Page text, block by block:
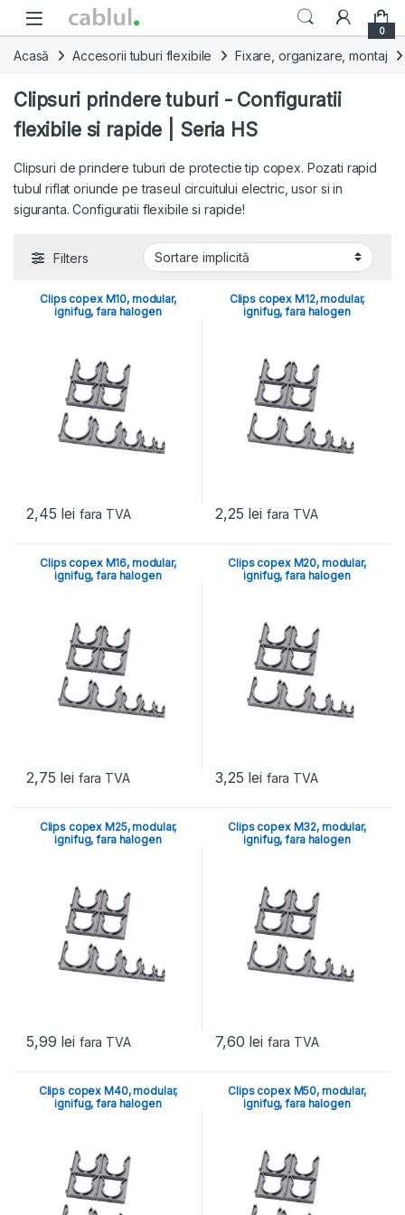
Skip to navigation
Skip to content
0
Acasă Accesorii tuburi flexibile Fixare, organizare, montaj
Clipsuri prindere tuburi - Configuratii
flexibile si rapide | Seria HS
Clipsuri de prindere tuburi de protectie tip copex. Pozati rapid
tubul riflat oriunde pe traseul circuitului electric, usor si in
siguranta. Configuratii flexibile si rapide!
Filters
Clips copex M10, modular,
ignifug, fara halogen
2,45 lei fara TVA
Clips copex M12, modular,
ignifug, fara halogen
2,25 lei fara TVA
Clips copex M16, modular,
ignifug, fara halogen
2,75 lei fara TVA
Clips copex M20, modular,
ignifug, fara halogen
3,25 lei fara TVA
Clips copex M25, modular,
ignifug, fara halogen
5,99 lei fara TVA
Clips copex M32, modular,
ignifug, fara halogen
7,60 lei fara TVA
Clips copex M40, modular,
ignifug, fara halogen
Clips copex M50, modular,
ignifug, fara halogen